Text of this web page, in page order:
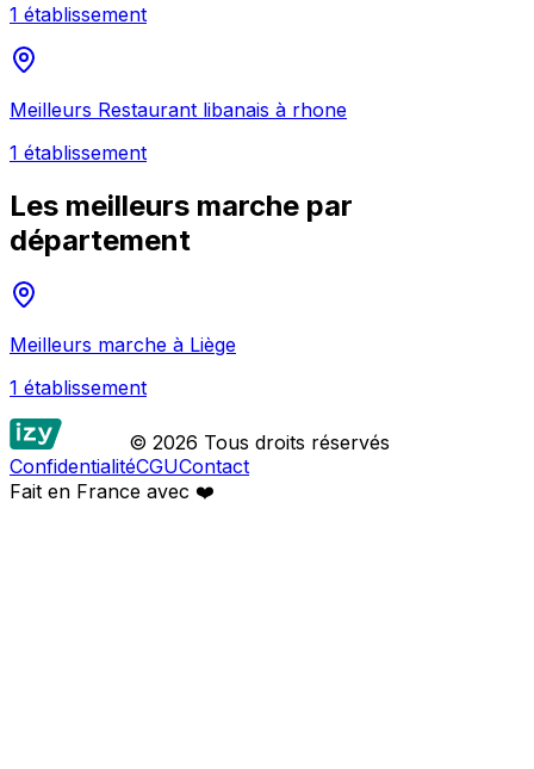
1 établissement
Meilleurs Restaurant libanais à rhone
1 établissement
Les meilleurs marche par
département
Meilleurs marche à Liège
1 établissement
© 2026 Tous droits réservés
ConfidentialitéCGUContact
Fait en France avec ❤️